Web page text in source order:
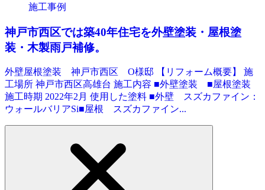
施工事例
神戸市西区では築40年住宅を外壁塗装・屋根塗
装・木製雨戸補修。
外壁屋根塗装 神戸市西区 O様邸 【リフォーム概要】 施
工場所 神戸市西区高雄台 施工内容 ■外壁塗装 ■屋根塗装
施工時期 2022年2月 使用した塗料 ■外壁 スズカファイン：
ウォールバリアSi■屋根 スズカファイン...